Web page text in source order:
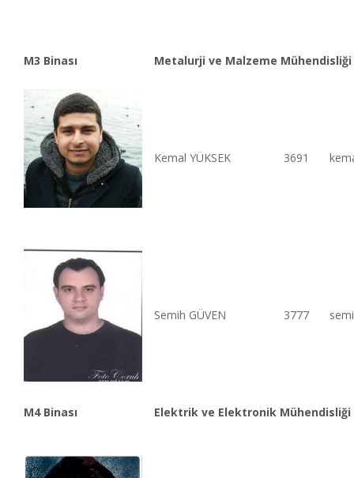
M3 Binası Metalurji ve Malzeme
Kemal YÜKSEK 3691
Semih GÜVEN 3777
M4 Binası Elektrik ve Elektronik